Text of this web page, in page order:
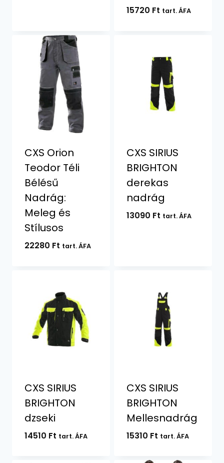
15720 Ft tart. ÁFA
CXS Orion
Teodor Téli
Bélésű
Nadrág:
Meleg és
Stílusos
22280 Ft tart. ÁFA
CXS SIRIUS
BRIGHTON
derekas
nadrág
13090 Ft tart. ÁFA
CXS SIRIUS
BRIGHTON
dzseki
14510 Ft tart. ÁFA
CXS SIRIUS
BRIGHTON
Mellesnadrág
15310 Ft tart. ÁFA